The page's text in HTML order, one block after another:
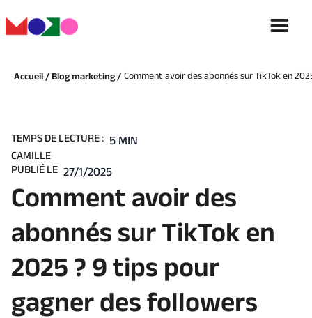
Accueil / Blog marketing / Comment avoir des abonnés sur TikTok en
TEMPS DE LECTURE : 5 MIN
CAMILLE
PUBLIÉ LE 27/1/2025
Comment avoir des
abonnés sur TikTok en
2025 ? 9 tips pour
gagner des followers